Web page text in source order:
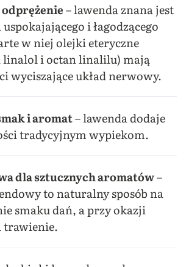
– lawenda znana jest
i łagodzącego
w niej olejki eteryczne
linalol i octan linalilu) mają
wyciszające układ nerwowy.
i aromat– lawenda dodaje
tradycyjnym wypiekom.
dla sztucznych aromatów–
to naturalny sposób na
smaku dań, a przy okazji
trawienie.